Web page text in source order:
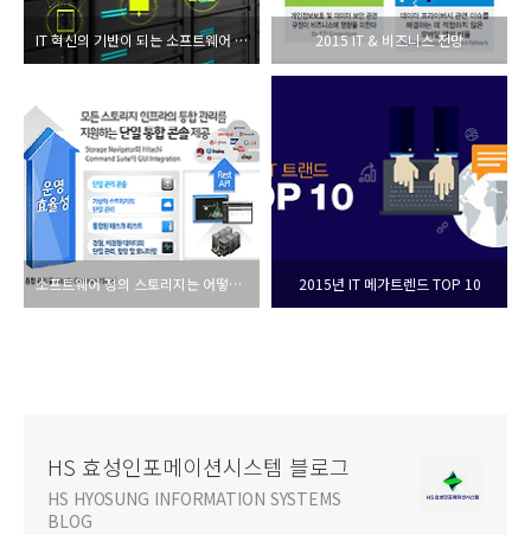
IT 혁신의 기반이 되는 소프트웨어 정의 인프라 2015 IT & 비즈니스 전망
소프트웨어 정의 스토리지는 어떻게 진화해 나가야 할 것인가? 2015년 IT 메가트렌드 TOP 10
HS 효성인포메이션시스템 블로그
HS HYOSUNG INFORMATION SYSTEMS
BLOG